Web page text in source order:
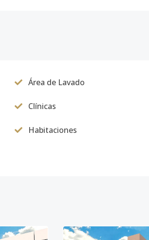
Área de Lavado
Clínicas
Habitaciones